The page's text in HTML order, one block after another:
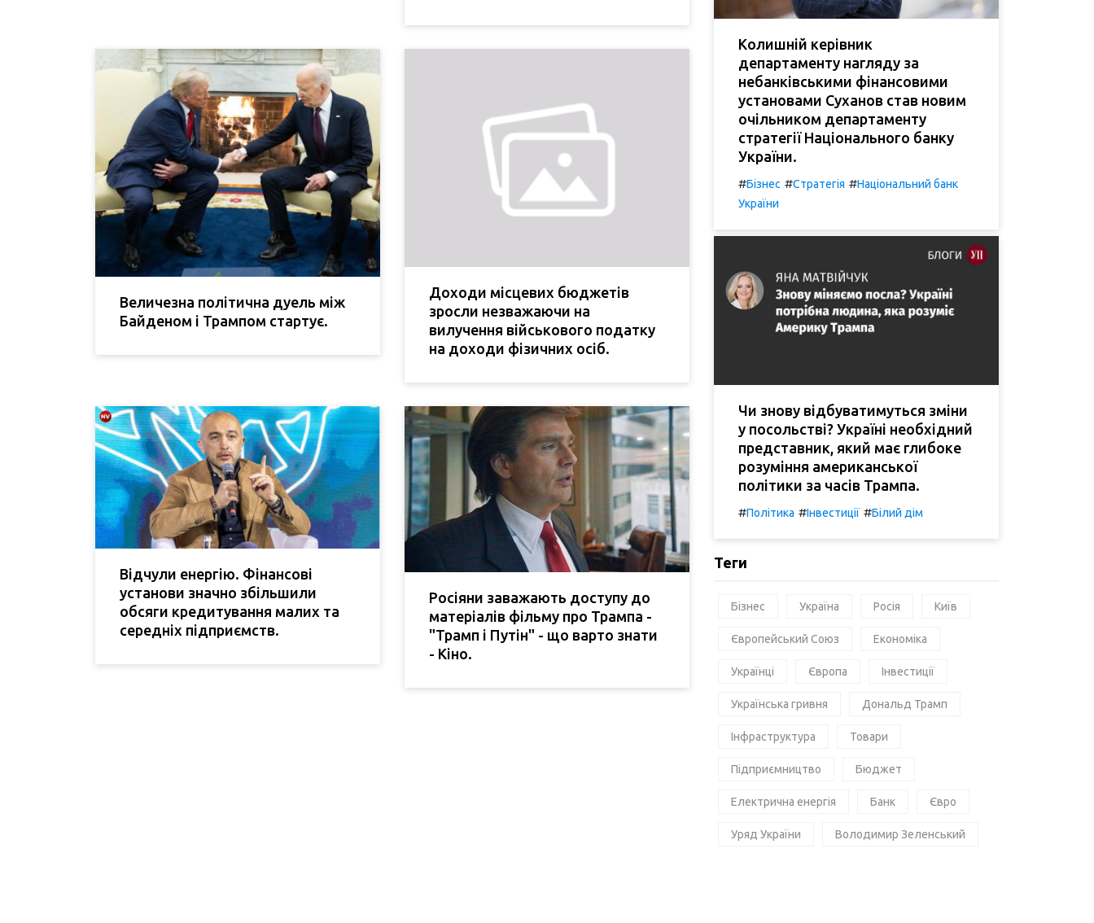
Величезна політична дуель між
Байденом і Трампом стартує.
Доходи місцевих бюджетів
зросли незважаючи на
вилучення військового податку
на доходи фізичних осіб.
Відчули енергію. Фінансові
установи значно збільшили
обсяги кредитування малих та
середніх підприємств.
Росіяни заважають доступу до
матеріалів фільму про Трампа -
"Трамп і Путін" - що варто знати
- Кіно.
Колишній керівник
департаменту нагляду за
небанківськими фінансовими
установами Суханов став новим
очільником департаменту
стратегії Національного банку
України.
#Бізнес #Стратегія #Національний банк
України
Чи знову відбуватимуться зміни
у посольстві? Україні необхідний
представник, який має глибоке
розуміння американської
політики за часів Трампа.
#Політика #Інвестиції #Білий дім
Теги
Бізнес Україна Росія Київ
Європейський Союз Економіка
Українці Європа Інвестиції
Українська гривня Дональд Трамп
Інфраструктура Товари
Підприємництво Бюджет
Електрична енергія Банк Євро
Уряд України Володимир Зеленський